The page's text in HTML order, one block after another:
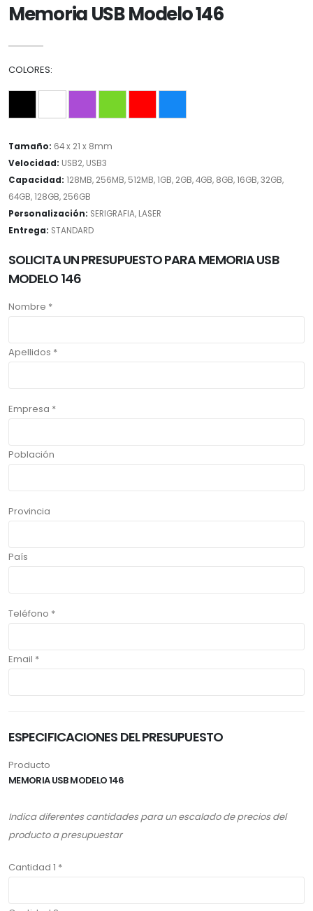
Memoria USB Modelo 146
COLORES:
Tamaño: 64 x 21 x 8mm
Velocidad: USB2, USB3
Capacidad: 128MB, 256MB, 512MB, 1GB, 2GB, 4GB, 8GB, 16GB, 32GB,
64GB, 128GB, 256GB
Personalización: SERIGRAFIA, LASER
Entrega: STANDARD
SOLICITA UN PRESUPUESTO PARA MEMORIA USB
MODELO 146
Nombre *
Apellidos *
Empresa *
Población
Provincia
País
Teléfono *
Email *
ESPECIFICACIONES DEL PRESUPUESTO
Producto
MEMORIA USB MODELO 146
Indica diferentes cantidades para un escalado de precios del
producto a presupuestar
Cantidad 1 *